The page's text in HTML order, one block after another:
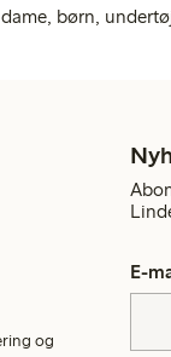
børn,
og
E-